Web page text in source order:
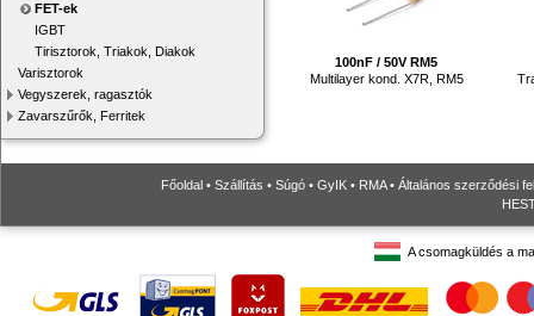
FET-ek
IGBT
Tirisztorok, Triakok, Diakok
Varisztorok
Vegyszerek, ragasztók
Zavarszűrők, Ferritek
100nF / 50V RM5
Multilayer kond. X7R, RM5
Főoldal • Szállítás • Súgó • GyIK • RMA• Általános szerződési
A csomagküldés a